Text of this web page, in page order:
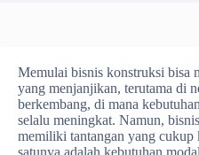
Memulai bisnis konstruksi bisa
yang menjanjikan, terutama di
berkembang, di mana
selalu meningkat. Namun,
memiliki tantangan yang cukup
satunya adalah kebutuhan